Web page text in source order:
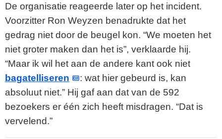
De organisatie reageerde later op het incident.
Voorzitter Ron Weyzen benadrukte dat het
gedrag niet door de beugel kon. “We moeten het
niet groter maken dan het is”, verklaarde hij.
“Maar ik wil het aan de andere kant ook niet
bagatelliseren
: wat hier gebeurd is, kan
absoluut niet.” Hij gaf aan dat van de 592
bezoekers er één zich heeft misdragen. “Dat is
vervelend.”